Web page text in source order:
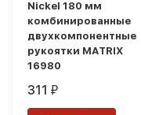
Nickel 180 мм
комбинированные
двухкомпонентные
рукоятки MATRIX
16980
311₽